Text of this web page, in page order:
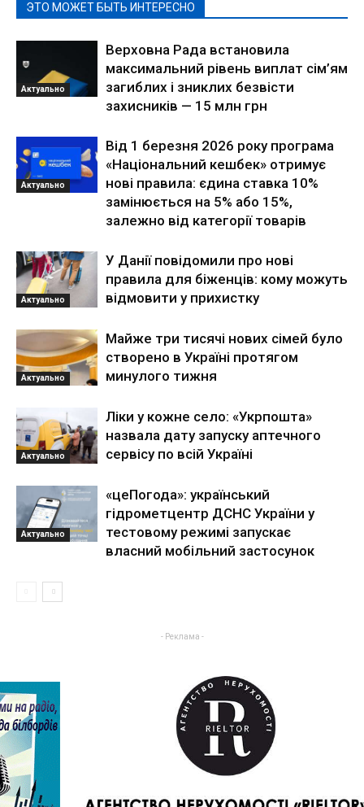
ЭТО МОЖЕТ БЫТЬ ИНТЕРЕСНО
Актуально
Верховна Рада встановила
максимальний рівень виплат сім’ям
загиблих і зниклих безвісти
захисників — 15 млн грн
Актуально
Від 1 березня 2026 року програма
«Національний кешбек» отримує
нові правила: єдина ставка 10%
замінюється на 5% або 15%,
залежно від категорії товарів
Актуально
У Данії повідомили про нові
правила для біженців: кому можуть
відмовити у прихистку
Актуально
Майже три тисячі нових сімей було
створено в Україні протягом
минулого тижня
Актуально
Ліки у кожне село: «Укрпошта»
назвала дату запуску аптечного
сервісу по всій Україні
Актуально
«цеПогода»: український
гідрометцентр ДСНС України у
тестовому режимі запускає
власний мобільний застосунок
- Реклама -